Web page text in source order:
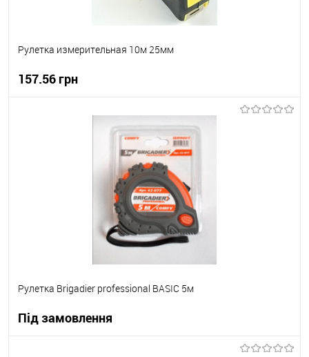
Рулетка измерительная 10м 25мм
157.56 грн
В корзину
В наявності
Рулетка Brigadier professional BASIC 5м
Під замовлення